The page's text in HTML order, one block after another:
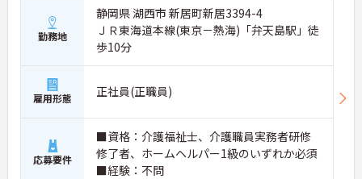
勤務地
静岡県 湖西市 新居町新居3394-4
ＪＲ東海道本線(東京－熱海)「弁天島駅」徒
歩10分
雇用形態 正社員(正職員)
応募要件
■資格：介護福祉士、介護職員実務者研修
修了者、ホームヘルパー1級のいずれか必須
■経験：不問